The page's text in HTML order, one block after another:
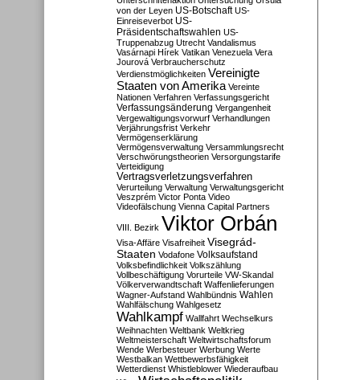
von der Leyen US-Botschaft US-
Einreiseverbot US-
Präsidentschaftswahlen US-
Truppenabzug Utrecht Vandalismus
Vasárnapi Hírek Vatikan Venezuela Vera
Jourová Verbraucherschutz
Verdienstmöglichkeiten Vereinigte
Staaten von Amerika Vereinte
Nationen Verfahren Verfassungsgericht
Verfassungsänderung Vergangenheit
Vergewaltigungsvorwurf Verhandlungen
Verjährungsfrist Verkehr
Vermögenserklärung
Vermögensverwaltung Versammlungsrecht
Verschwörungstheorien Versorgungstarife
Verteidigung
Vertragsverletzungsverfahren
Verurteilung Verwaltung Verwaltungsgericht
Veszprém Victor Ponta Video
Videofälschung Vienna Capital Partners
VIII. Bezirk Viktor Orbán
Visa-Affäre Visafreiheit Visegrád-
Staaten Vodafone Volksaufstand
Volksbefindlichkeit Volkszählung
Vollbeschäftigung Vorurteile VW-Skandal
Völkerverwandtschaft Waffenlieferungen
Wagner-Aufstand Wahlbündnis Wahlen
Wahlfälschung Wahlgesetz
Wahlkampf Wallfahrt Wechselkurs
Weihnachten Weltbank Weltkrieg
Weltmeisterschaft Weltwirtschaftsforum
Wende Werbesteuer Werbung Werte
Westbalkan Wettbewerbsfähigkeit
Wetterdienst Whistleblower Wiederaufbau